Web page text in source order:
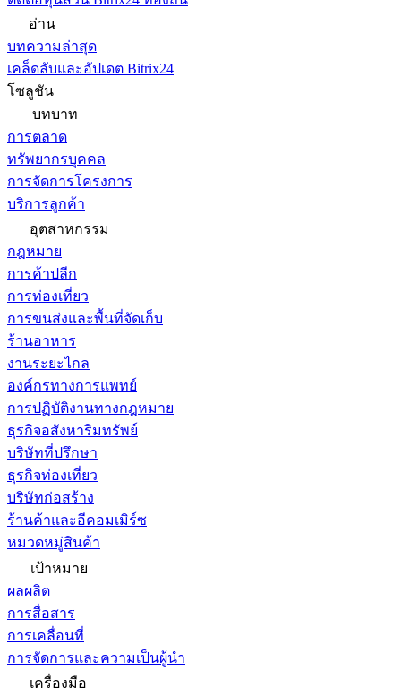
อ่าน
บทความล่าสุด
เคล็ดลับและอัปเดต Bitrix24
โซลูชัน
บทบาท
การตลาด
ทรัพยากรบุคคล
การจัดการโครงการ
บริการลูกค้า
อุตสาหกรรม
กฎหมาย
การค้าปลีก
การท่องเที่ยว
การขนส่งและพื้นที่จัดเก็บ
ร้านอาหาร
งานระยะไกล
องค์กรทางการแพทย์
การปฏิบัติงานทางกฎหมาย
ธุรกิจอสังหาริมทรัพย์
บริษัทที่ปรึกษา
ธุรกิจท่องเที่ยว
บริษัทก่อสร้าง
ร้านค้าและอีคอมเมิร์ซ
หมวดหมู่สินค้า
เป้าหมาย
ผลผลิต
การสื่อสาร
การเคลื่อนที่
การจัดการและความเป็นผู้นำ
เครื่องมือ